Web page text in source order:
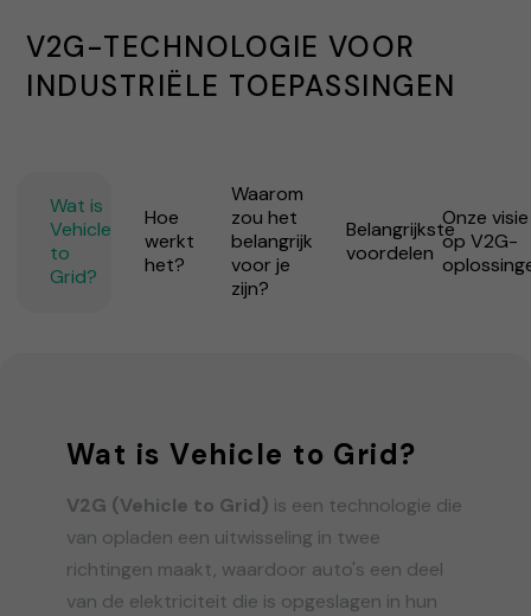
V2G-TECHNOLOGIE VOOR
INDUSTRIËLE TOEPASSINGEN
Wat is
Vehicle
to
Grid?
Hoe
werkt
het?
Waarom
zou het
belangrijk
voor je
zijn?
Belangrijkste
voordelen
Onze visie
op V2G-
Wat is Vehicle to Grid?
V2G (Vehicle to Grid) is een technologie die
van opladen een uitwisseling in twee
richtingen maakt, waardoor auto's een deel
van de elektriciteit die is opgeslagen in hun